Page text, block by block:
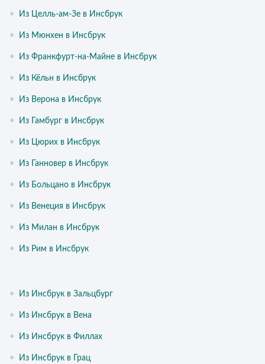
• Из Целль-ам-Зе в Инсбрук
• Из Мюнхен в Инсбрук
• Из Франкфурт-на-Майне в Инсбрук
• Из Кёльн в Инсбрук
• Из Верона в Инсбрук
• Из Гамбург в Инсбрук
• Из Цюрих в Инсбрук
• Из Ганновер в Инсбрук
• Из Больцано в Инсбрук
• Из Венеция в Инсбрук
• Из Милан в Инсбрук
• Из Рим в Инсбрук
• Из Инсбрук в Зальцбург
• Из Инсбрук в Вена
• Из Инсбрук в Филлах
• Из Инсбрук в Грац